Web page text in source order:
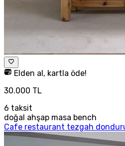
Elden al, kartla öde!
30.000 TL
6 taksit
doğal ahşap masa bench
Cafe restaurant tezgah